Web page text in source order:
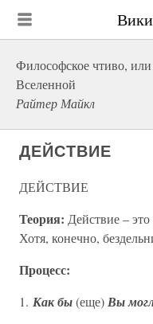
Философское чтиво,
Вселенной
Райтер Майкл
ДЕЙСТВИЕ
ДЕЙСТВИЕ
Теория: Действие –
Хотя, конечно,
Процесс:
1. Какбы(еще)Вы